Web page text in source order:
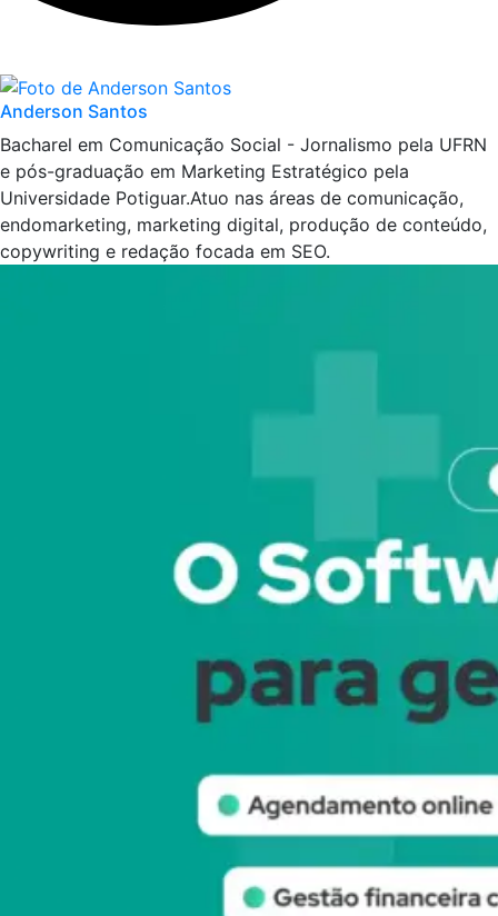
Anderson Santos
Bacharel em Comunicação Social - Jornalismo pela UFRN
e pós-graduação em Marketing Estratégico pela
Universidade Potiguar.Atuo nas áreas de comunicação,
endomarketing, marketing digital, produção de conteúdo,
copywriting e redação focada em SEO.